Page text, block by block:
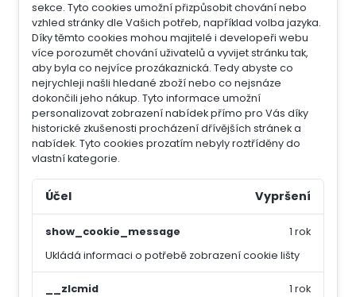
sekce. Tyto cookies umožní přizpůsobit chování nebo
vzhled stránky dle Vašich potřeb, například volba jazyka.
Díky těmto cookies mohou majitelé i developeři webu
více porozumět chování uživatelů a vyvijet stránku tak,
aby byla co nejvíce prozákaznická. Tedy abyste co
nejrychleji našli hledané zboží nebo co nejsnáze
dokončili jeho nákup. Tyto informace umožní
personalizovat zobrazení nabídek přímo pro Vás díky
historické zkušenosti procházení dřívějších stránek a
nabídek. Tyto cookies prozatím nebyly roztříděny do
vlastní kategorie.
Účel Vypršení
show_cookie_message
Ukládá informaci o potřebě zobrazení cookie lišty
1 rok
__zlcmid
1 rok